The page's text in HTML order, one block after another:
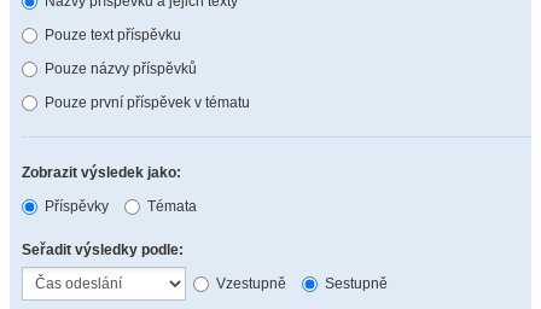
Pouze text příspěvku
Pouze názvy příspěvků
Pouze první příspěvek v tématu
Zobrazit výsledek jako:
Příspěvky
Témata
Seřadit výsledky podle:
Vzestupně
Sestupně